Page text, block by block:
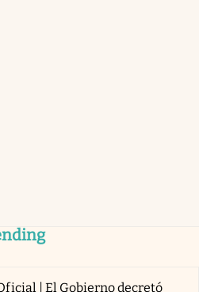
| El Gobierno decretó